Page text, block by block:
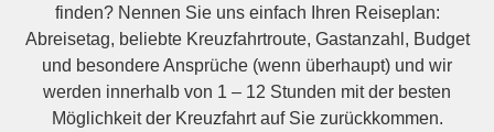
finden? Nennen Sie uns einfach Ihren Reiseplan:
Abreisetag, beliebte Kreuzfahrtroute, Gastanzahl, Budget
und besondere Ansprüche (wenn überhaupt) und wir
werden innerhalb von 1 – 12 Stunden mit der besten
Möglichkeit der Kreuzfahrt auf Sie zurückkommen.